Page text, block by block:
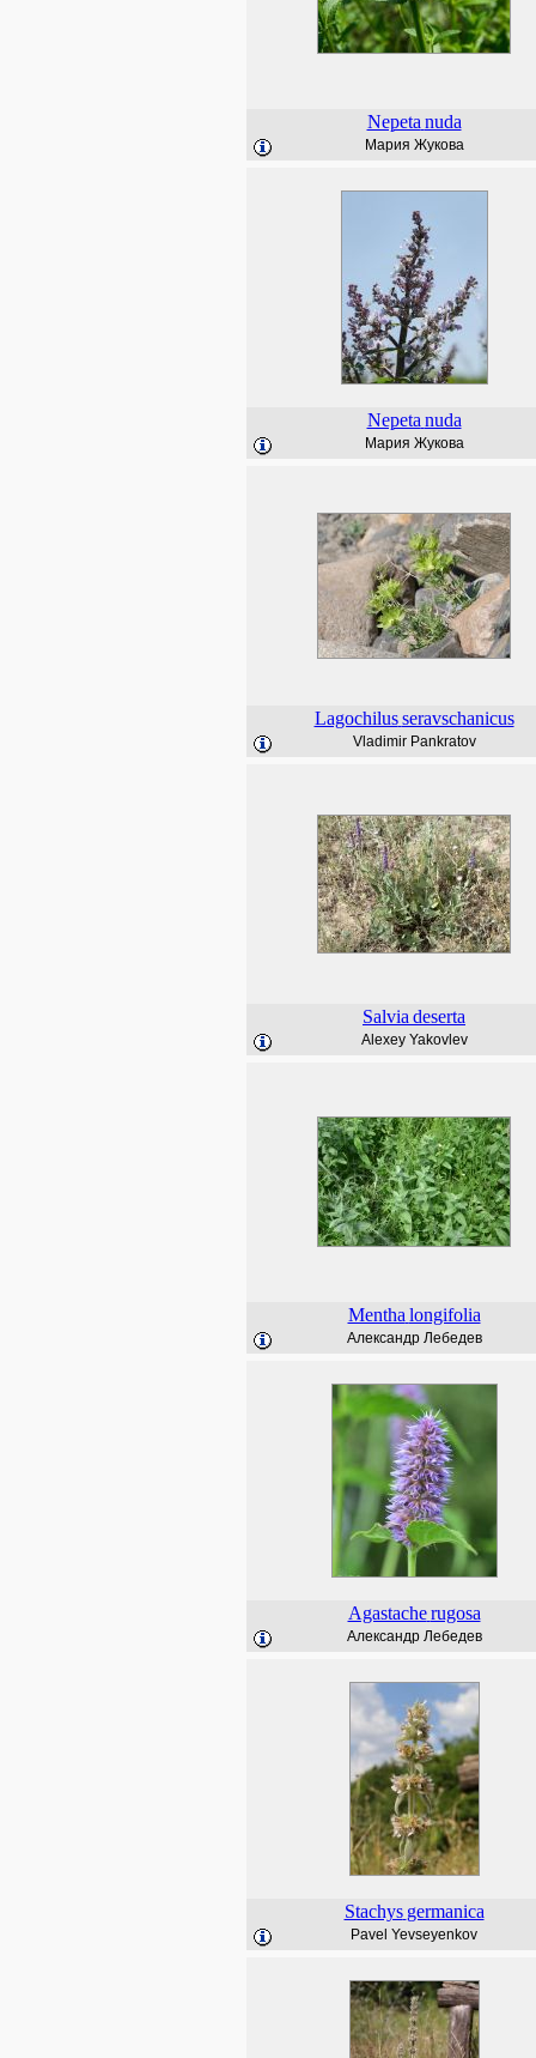
Nepeta nuda
Мария Жукова
Nepeta nuda
Мария Жукова
Lagochilus seravschanicus
Vladimir Pankratov
Salvia deserta
Alexey Yakovlev
Mentha longifolia
Александр Лебедев
Agastache rugosa
Александр Лебедев
Stachys germanica
Pavel Yevseyenkov